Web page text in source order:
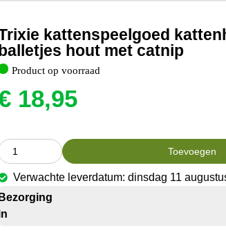
kattenspeelgoed
hout met catnip
Product op voorraad
18,95
Toevoegen
Verwachte leverdatum: dinsdag 11
Bezorging